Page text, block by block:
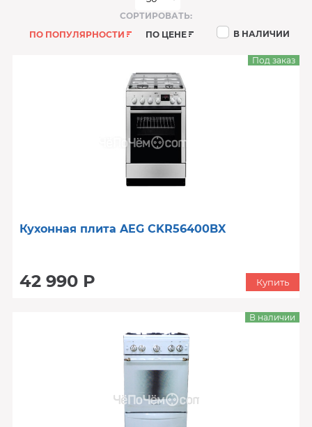
СОРТИРОВАТЬ:
ПО ПОПУЛЯРНОСТИ
ПО ЦЕНЕ В НАЛИЧИИ
Кухонная плита AEG CKR56400BX
42 990 Р
Под заказ
Купить
В наличии